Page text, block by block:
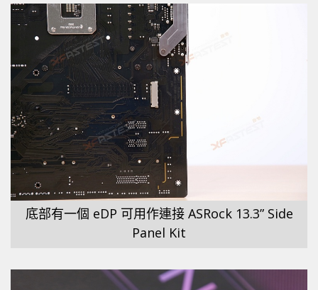
底部有一個 eDP 可用作連接 ASRock 13.3” Side
Panel Kit